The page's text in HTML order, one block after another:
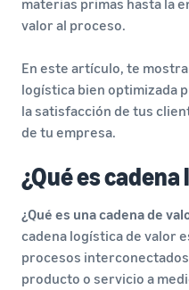
materias primas hasta la
valor al proceso.
En este artículo, te
logística bien optimizada
la satisfacción de tus
de tu empresa.
¿Qué es
¿Qué es una cadena de
cadena logística de valor
procesos
producto o servicio a